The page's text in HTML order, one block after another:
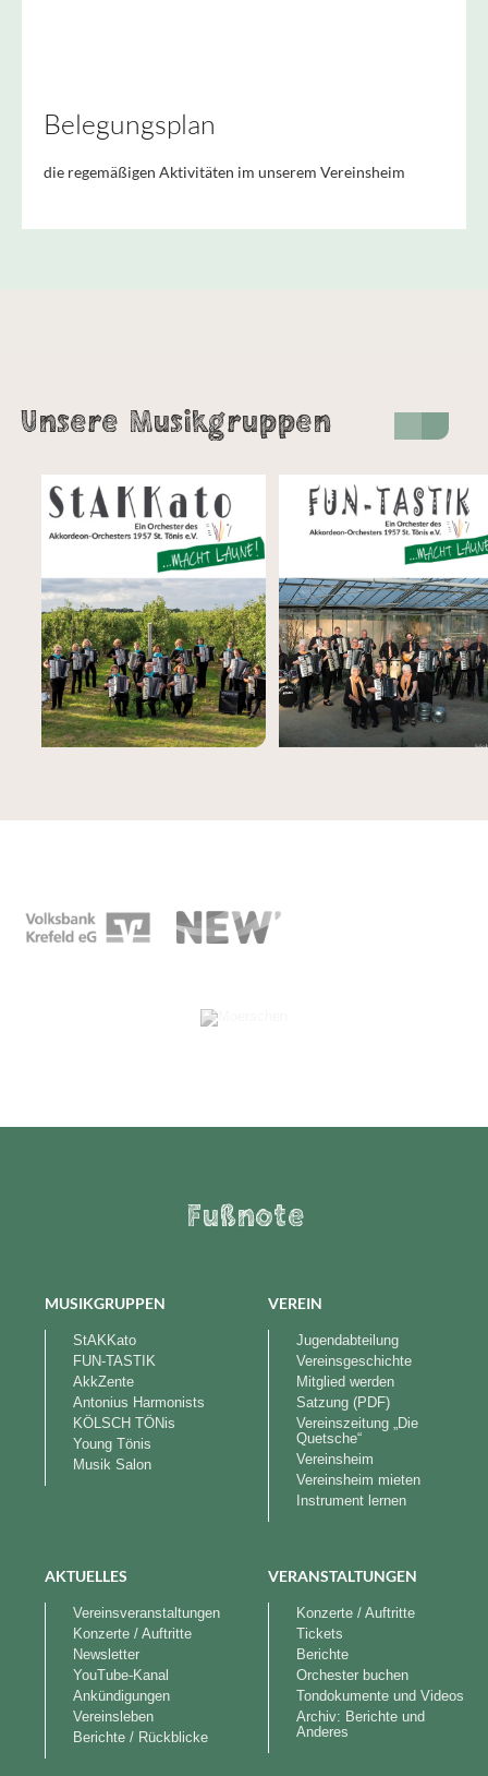
Belegungsplan
die regemäßigen Aktivitäten im unserem Vereinsheim
Unsere Musikgruppen
Fußnote
MUSIKGRUPPEN
StAKKato
FUN-TASTIK
AkkZente
Antonius Harmonists
KÖLSCH TÖNis
Young Tönis
Musik Salon
VEREIN
Jugendabteilung
Vereinsgeschichte
Mitglied werden
Satzung (PDF)
Vereinszeitung „Die
Quetsche“
Vereinsheim
Vereinsheim mieten
Instrument lernen
AKTUELLES
Vereinsveranstaltungen
Konzerte / Auftritte
Newsletter
YouTube-Kanal
Ankündigungen
Vereinsleben
Berichte / Rückblicke
VERANSTALTUNGEN
Konzerte / Auftritte
Tickets
Berichte
Orchester buchen
Tondokumente und Videos
Archiv: Berichte und
Anderes